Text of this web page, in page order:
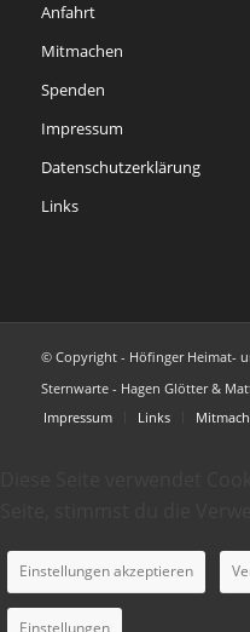
Anfahrt
Mitmachen
Spenden
Impressum
Datenschutzerklärung
Links
© Copyright - Höfinger Heimat-
Sternwarte - Hagen Glötter &
Impressum
Links
Einstellungen akzeptieren
Einstellungen